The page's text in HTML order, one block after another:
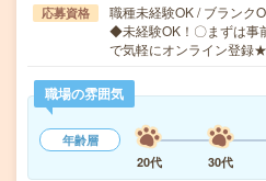
応募資格
職種未経験OK / ブランク
◆未経験OK！〇まずは事
で気軽にオンライン登録
職場の雰囲気
年齢層
20代
30代